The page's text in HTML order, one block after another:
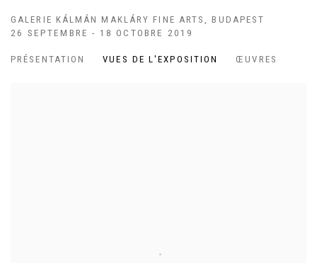
GALERIE KÁLMÁN MAKLÁRY FINE ARTS, BUDAPEST
26 SEPTEMBRE - 18 OCTOBRE 2019
PRÉSENTATION VUES DE L'EXPOSITION ŒUVRES